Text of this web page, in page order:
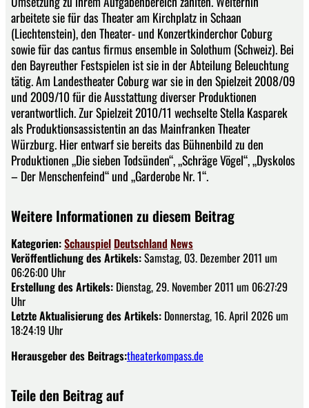
arbeitete sie für das Theater am Kirchplatz in Schaan
(Liechtenstein), den Theater- und Konzertkinderchor Coburg
sowie für das cantus firmus ensemble in Solothum (Schweiz). Bei
den Bayreuther Festspielen ist sie in der Abteilung Beleuchtung
tätig. Am Landestheater Coburg war sie in den Spielzeit 2008/09
und 2009/10 für die Ausstattung diverser Produktionen
verantwortlich. Zur Spielzeit 2010/11 wechselte Stella Kasparek
als Produktionsassistentin an das Mainfranken Theater
Würzburg. Hier entwarf sie bereits das Bühnenbild zu den
Produktionen „Die sieben Todsünden“, „Schräge Vögel“, „Dyskolos
– Der Menschenfeind“ und „Garderobe Nr. 1“.
Weitere Informationen zu diesem Beitrag
Kategorien:Schauspiel Deutschland News
Veröffentlichung des Artikels:Samstag, 03. Dezember 2011 um
06:26:00 Uhr
Erstellung des Artikels: Dienstag, 29. November 2011 um 06:27:29
Uhr
Letzte Aktualisierung des Artikels: Donnerstag, 16. April 2026 um
18:24:19 Uhr
Herausgeber des Beitrags:theaterkompass.de
Teile den Beitrag auf